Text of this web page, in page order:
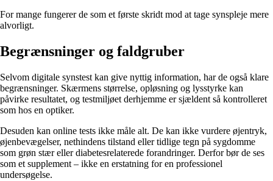
For mange fungerer de som et første skridt mod at tage synspleje mere
alvorligt.
Begrænsninger og faldgruber
Selvom digitale synstest kan give nyttig information, har de også klare
begrænsninger. Skærmens størrelse, opløsning og lysstyrke kan
påvirke resultatet, og testmiljøet derhjemme er sjældent så kontrolleret
som hos en optiker.
Desuden kan online tests ikke måle alt. De kan ikke vurdere øjentryk,
øjenbevægelser, nethindens tilstand eller tidlige tegn på sygdomme
som grøn stær eller diabetesrelaterede forandringer. Derfor bør de ses
som et supplement – ikke en erstatning for en professionel
undersøgelse.